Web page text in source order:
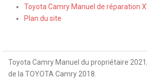
Toyota Camry Manuel de réparation
Plan du site
Toyota Camry Manuel du propriétaire
de la TOYOTA Camry 2018.